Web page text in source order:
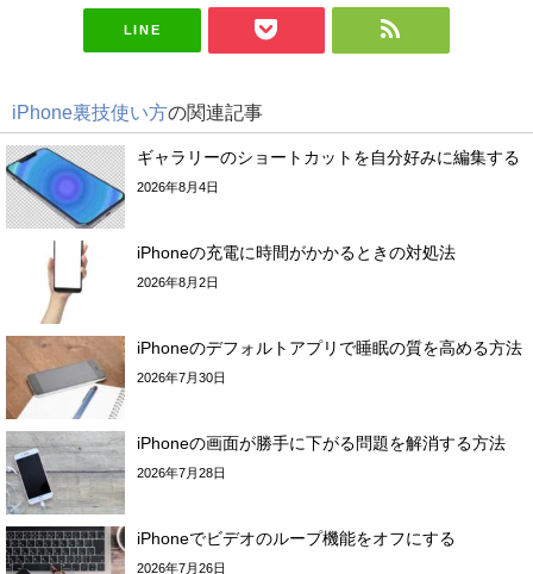
LINE
iPhone裏技使い方の関連記事
ギャラリーのショートカットを自分好みに編集する
2026年8月4日
iPhoneの充電に時間がかかるときの対処法
2026年8月2日
iPhoneのデフォルトアプリで睡眠の質を高める方法
2026年7月30日
iPhoneの画面が勝手に下がる問題を解消する方法
2026年7月28日
iPhoneでビデオのループ機能をオフにする
2026年7月26日